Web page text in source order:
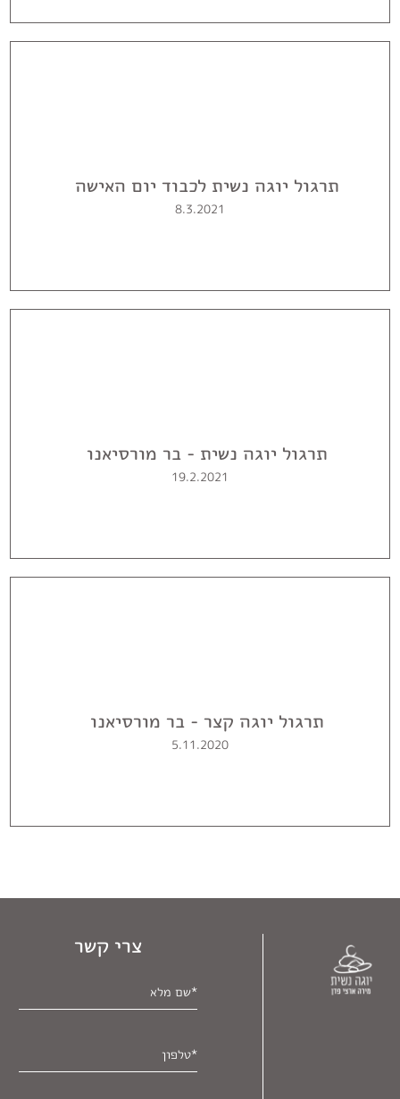
תרגול יוגה נשית לכבוד יום האישה
8.3.2021
תרגול יוגה נשית - בר מורסיאנו
19.2.2021
תרגול יוגה קצר - בר מורסיאנו
5.11.2020
צרי קשר